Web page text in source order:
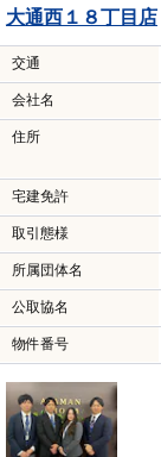
大通西１８丁目店
交通
会社名
住所
宅建免許
取引態様
所属団体名
公取協名
物件番号